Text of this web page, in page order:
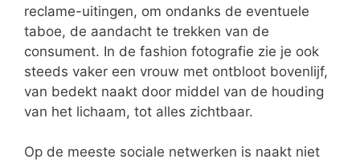
reclame-uitingen, om ondanks de eventuele
taboe, de aandacht te trekken van de
consument. In de fashion fotografie zie je ook
steeds vaker een vrouw met ontbloot bovenlijf,
van bedekt naakt door middel van de houding
van het lichaam, tot alles zichtbaar.
Op de meeste sociale netwerken is naakt niet